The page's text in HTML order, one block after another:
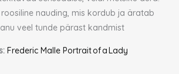
roosiline nauding, mis kordub ja äratab
veel tunde pärast kandmist
Frederic Malle Portrait of a Lady